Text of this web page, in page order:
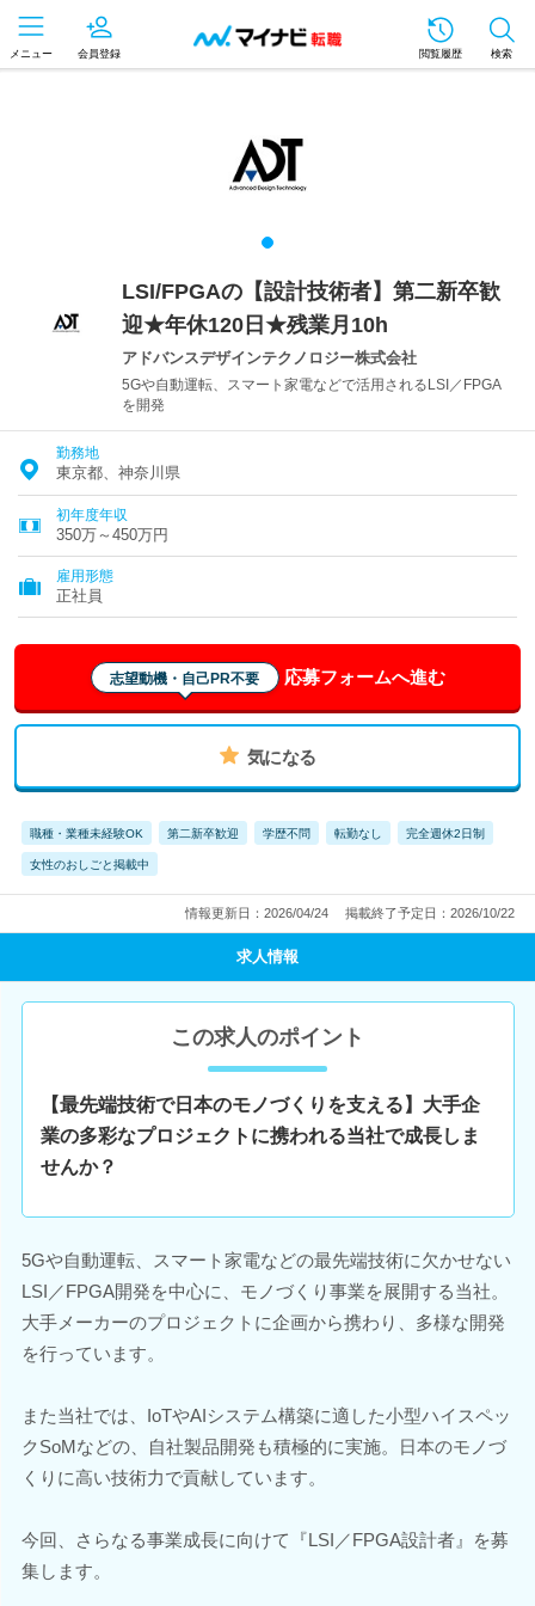
メニュー 会員登録 閲覧履歴 検索
LSI/FPGAの【設計技術者】第二新卒歓
迎★年休120日★残業月10h
アドバンスデザインテクノロジー株式会社
5Gや自動運転、スマート家電などで活用されるLSI／FPGA
を開発
勤務地
東京都、神奈川県
初年度年収
350万～450万円
雇用形態
正社員
志望動機・自己PR不要 応募フォームへ進む
気になる
職種・業種未経験OK 第二新卒歓迎 学歴不問 転勤なし 完全週休2日制
女性のおしごと掲載中
情報更新日：2026/04/24 掲載終了予定日：2026/10/22
求人情報
この求人のポイント
【最先端技術で日本のモノづくりを支える】大手企
業の多彩なプロジェクトに携われる当社で成長しま
せんか？
5Gや自動運転、スマート家電などの最先端技術に欠かせない
LSI／FPGA開発を中心に、モノづくり事業を展開する当社。
大手メーカーのプロジェクトに企画から携わり、多様な開発
を行っています。
また当社では、IoTやAIシステム構築に適した小型ハイスペッ
クSoMなどの、自社製品開発も積極的に実施。日本のモノづ
くりに高い技術力で貢献しています。
今回、さらなる事業成長に向けて『LSI／FPGA設計者』を募
集します。